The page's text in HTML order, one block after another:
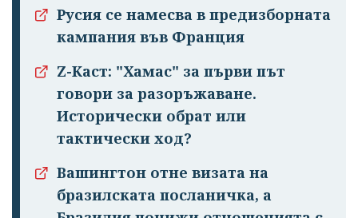
Русия се намесва в предизборната
кампания във Франция
Z-Каст: "Хамас" за първи път
говори за разоръжаване.
Исторически обрат или
тактически ход?
Вашингтон отне визата на
бразилската посланичка, а